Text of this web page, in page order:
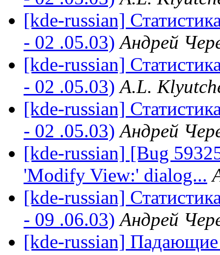
[kde-russian]
- 02 .05.03) Андрей
[kde-russian]
- 02 .05.03) A.L.
[kde-russian]
- 02 .05.03) Андрей
[kde-russian] [Bug
'Modify View:' dialog...
[kde-russian]
- 09 .06.03) Андрей
[kde-russian]